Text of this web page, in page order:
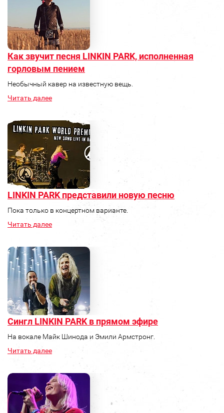
Как звучит песня LINKIN PARK, исполненная
горловым пением
Необычный кавер на известную вещь.
Читать далее
LINKIN PARK представили новую песню
Пока только в концертном варианте.
Читать далее
Сингл LINKIN PARK в прямом эфире
На вокале Майк Шинода и Эмили Армстронг.
Читать далее